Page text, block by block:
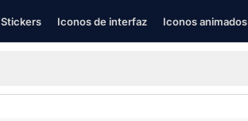
Stickers Iconos de interfaz Iconos animados